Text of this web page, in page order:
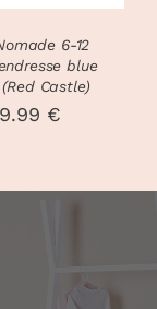
6-12
blue
Castle)
€